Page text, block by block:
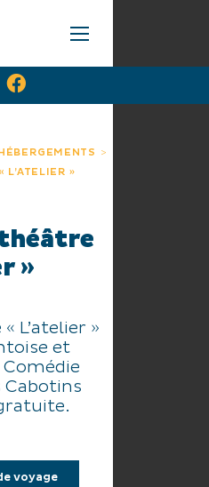
L’ATELIER »
»
L’atelier »
et
voyage